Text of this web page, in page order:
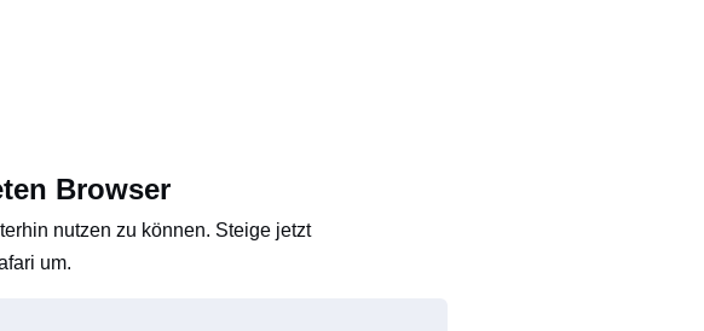
Browser
nutzen zu können. Steige jetzt
um.